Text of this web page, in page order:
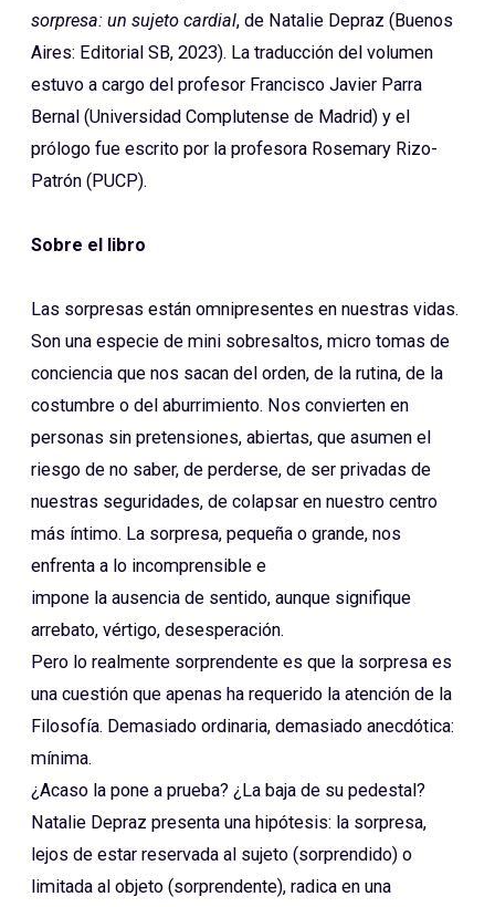
sorpresa: un sujeto cardial, de Natalie Depraz (Buenos
Aires: Editorial SB, 2023). La traducción del volumen
estuvo a cargo del profesor Francisco Javier Parra
Bernal (Universidad Complutense de Madrid) y el
prólogo fue escrito por la profesora Rosemary Rizo-
Patrón (PUCP).
Sobre el libro
Las sorpresas están omnipresentes en nuestras vidas.
Son una especie de mini sobresaltos, micro tomas de
conciencia que nos sacan del orden, de la rutina, de la
costumbre o del aburrimiento. Nos convierten en
personas sin pretensiones, abiertas, que asumen el
riesgo de no saber, de perderse, de ser privadas de
nuestras seguridades, de colapsar en nuestro centro
más íntimo. La sorpresa, pequeña o grande, nos
enfrenta a lo incomprensible e
impone la ausencia de sentido, aunque signifique
arrebato, vértigo, desesperación.
Pero lo realmente sorprendente es que la sorpresa es
una cuestión que apenas ha requerido la atención de la
Filosofía. Demasiado ordinaria, demasiado anecdótica:
mínima.
¿Acaso la pone a prueba? ¿La baja de su pedestal?
Natalie Depraz presenta una hipótesis: la sorpresa,
lejos de estar reservada al sujeto (sorprendido) o
limitada al objeto (sorprendente), radica en una